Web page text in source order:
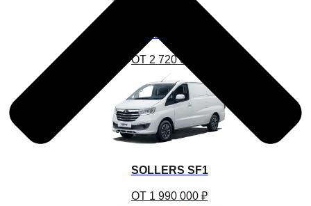
SOLLERS ST8
ОТ 2 720 000 ₽
SOLLERS SF1
ОТ 1 990 000 ₽